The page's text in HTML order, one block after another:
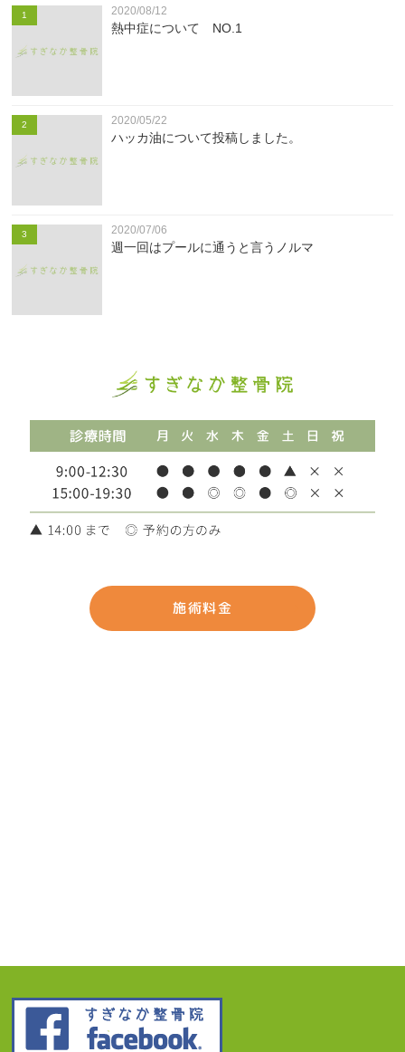
1 2020/08/12
熱中症について NO.1
2 2020/05/22
ハッカ油について投稿しました。
3 2020/07/06
週一回はプールに通うと言うノルマ
施術料金